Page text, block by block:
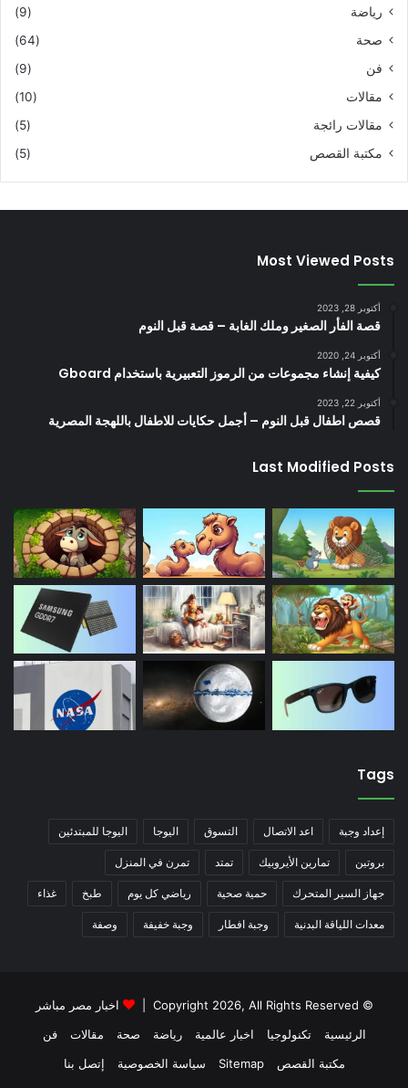
رياضة
(9)
صحة
(64)
فن
(9)
مقالات
(10)
مقالات رائجة
(5)
مكتبة القصص
(5)
Most Viewed Posts
أكتوبر 28, 2023
قصة الفأر الصغير وملك الغابة – قصة قبل النوم
أكتوبر 24, 2020
كيفية إنشاء مجموعات من الرموز التعبيرية باستخدام Gboard
أكتوبر 22, 2023
قصص اطفال قبل النوم – أجمل حكايات للاطفال باللهجة المصرية
Last Modified Posts
Tags
إعداد وجبة اعد الاتصال التسوق اليوجا اليوجا للمبتدئين
بروتين تمارين الأيروبيك تمتد تمرن في المنزل
جهاز السير المتحرك حمية صحية رياضي كل يوم طبخ غذاء
معدات اللياقة البدنية وجبة افطار وجبة خفيفة وصفة
© Copyright 2026, All Rights Reserved |
اخبار مصر مباشر
الرئيسية
تكنولوجيا اخبار عالمية رياضة صحة مقالات
فن
مكتبة القصص
Sitemap سياسة الخصوصية إتصل بنا